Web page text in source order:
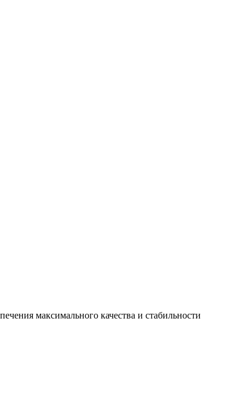
максимального качества и стабильности